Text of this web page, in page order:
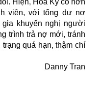
Hiện, Hoa Kỳ có hơn
viên, với tổng dư nợ
khuyến nghị người
trình trả nợ mới, tránh
quá hạn, thậm chí
Danny Tran